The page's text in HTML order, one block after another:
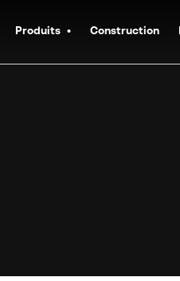
Produits Construction